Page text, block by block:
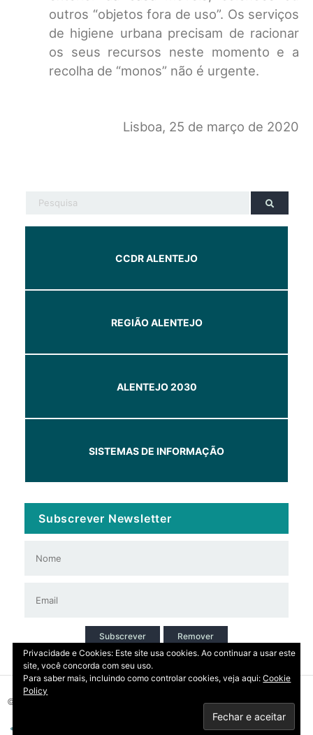
outros “objetos fora de uso”. Os serviços
de higiene urbana precisam de racionar
os seus recursos neste momento e a
recolha de “monos” não é urgente.
Lisboa, 25 de março de 2020
CCDR ALENTEJO
REGIÃO ALENTEJO
ALENTEJO 2030
SISTEMAS DE INFORMAÇÃO
Subscrever Newsletter
Subscrever Remover
© 2026 Copyright: DIRT | CCDR Alentejo, I.P.
Privacidade e Cookies: Este site usa cookies. Ao continuar a usar este
site, você concorda com seu uso.
Para saber mais, incluindo como controlar cookies, veja aqui:Cookie
Policy